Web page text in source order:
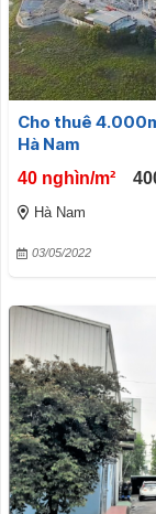
Cho thuê
Hà Nam
40 nghìn/m²
Hà Nam
03/05/2022